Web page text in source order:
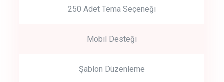
250 Adet Tema Seçeneği
Mobil Desteği
Şablon Düzenleme